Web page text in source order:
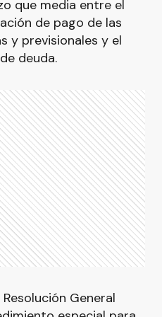
que media entre el
de pago de las
y previsionales y el
deuda.
General